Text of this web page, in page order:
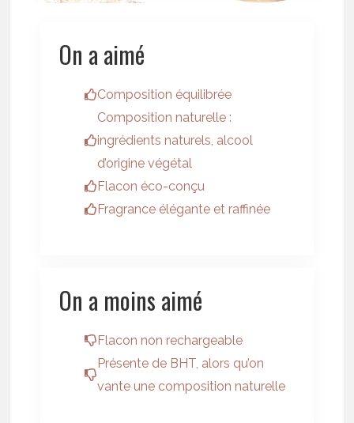
On a aimé
Composition équilibrée
Composition naturelle :
ingrédients naturels, alcool
d’origine végétal
Flacon éco-conçu
Fragrance élégante et raffinée
On a moins aimé
Flacon non rechargeable
Présente de BHT, alors qu’on
vante une composition naturelle